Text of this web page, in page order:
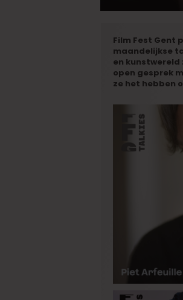
Film Fest Gent
maandelijkse
en
open gesprek
ze het hebben